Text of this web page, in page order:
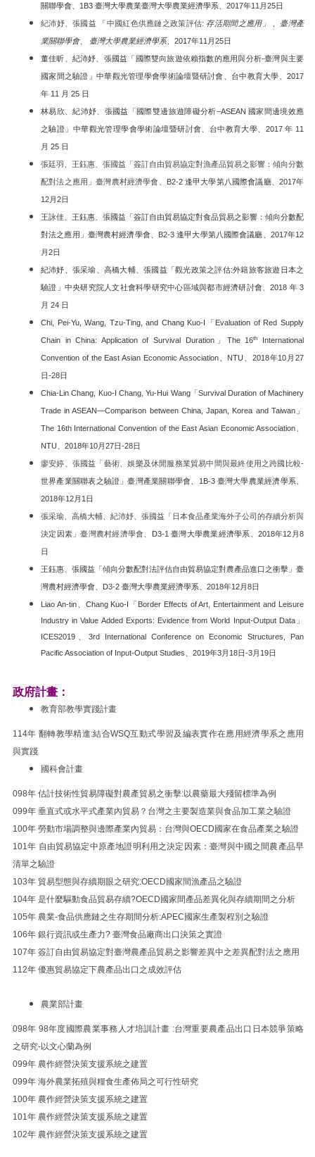
關聯學會、1B3 臺灣大學農業臺灣大學農業經濟學系、 2017年11月25日
紀沛妤、張國益 「中國紅色供應鏈之政策評估: 存活期間之應用」 、臺灣產
業關聯學會、 臺灣大學農業經濟學系、 2017年11月25日
董佳昕、紀沛妤、張國益「國際雙向旅遊依賴指數的應用與分析-臺灣與主要
國家間之驗證」中華觀光管理學會學術論壇暨研討會、台中教育大學、2017
年 11 月 25 日
林易欣、紀沛妤、張國益「國際雙邊旅遊障礙分析–ASEAN 國家間邊境效應
之驗證」中華觀光管理學會學術論壇暨研討會、台中教育大學、2017 年 11
月 25 日
張廷羽、王鈺惠、張國益「簽訂自由貿易協定對漁產品貿易之影響：傾向分數
配對法之應用」臺灣農村經濟學會、 B2-2 逢甲大學第八國際會議廳、2017年
12月2日
王詠佳、王鈺惠、張國益「簽訂自由貿易協定對食品貿易之影響：傾向分數配
對法之應用」臺灣農村經濟學會、B2-3 逢甲大學第八國際會議廳、2017年12
月2日
紀沛妤、張采瑜、高橋大輔、張國益「觀光政策之評估:外籍旅客旅遊日本之
驗證」中央研究院人文社會科學研究中心區域與都市經濟研討會、2018 年 3
月 24 日
Chi, Pei-Yu, Wang, Tzu-Ting, and Chang Kuo-I「Evaluation of Red Supply
Chain in China: Application of Survival Duration」The 16th International
Convention of the East Asian Economic Association、NTU、2018年10月27
日-28日
Chia-Lin Chang, Kuo-I Chang, Yu-Hui Wang「Survival Duration of Machinery
Trade in ASEAN—Comparison between China, Japan, Korea and Taiwan」
The 16th International Convention of the East Asian Economic Association、
NTU、2018年10月27日-28日
廖安婷、張國益「藝術、娛樂及休閒服務業貿易中間與最終使用之跨國比較-
世界產業關聯表之驗證」臺灣產業關聯學會、1B-3 臺灣大學農業經濟學系、
2018年12月1日
張采瑜、高橋大輔、紀沛妤、張國益「日本食品產業海外子公司的存續分析與
決定因素」臺灣農村經濟學會、 D3-1 臺灣大學農業經濟學系、2018年12月8
日
王鈺惠、張國益「傾向分數配對法評估自由貿易協定對農產品進口之衝擊」臺
灣農村經濟學會、D3-2 臺灣大學農業經濟學系、2018年12月8日
Liao An-tin、Chang Kuo-I「Border Effects of Art, Entertainment and Leisure
Industry in Value Added Exports: Evidence from World Input-Output Data」
ICES2019、3rd International Conference on Economic Structures, Pan
Pacific Association of Input-Output Studies、2019年3月18日-3月19日
政府計畫：
教育部教學實踐計畫
114年 翻轉教學精進:結合WSQ互動式學習及編表實作在應用經濟學系之應用
與實踐
國科會計畫
098年 估計技術性貿易障礙對農產貿易之衝擊:以農藥最大殘留標準為例
099年 垂直式或水平式產業內貿易？台灣之主要製造業與食品加工業之驗證
100年 勞動市場調整與邊際產業內貿易：台灣與OECD國家在食品產業之驗證
101年 自由貿易協定中原產地證明利用之決定因素：臺灣與中國之間農產品早
清單之驗證
103年 貿易型態與存續期眼之研究:OECD國家間漁產品之驗證
104年 是什麼驅動食品貿易存續?OECD國家間產品差異化與存續期間之分析
105年 農業-食品供應鏈之生存期間分析:APEC國家生產製程別之驗證​
106年 銀行資訊或生產力? 臺灣食品廠商出口決策之實證
107年 簽訂自由貿易協定對臺灣農產品貿易之影響差異中之差異配對法之應用
112年 優惠貿易協定下農產品出口之成效評估
農業部計畫
098年 98年度國際農業事務人才培訓計畫 :台灣重要農產品出口日本競爭策略
之研究-以文心蘭為例
099年 農作經營決策支援系統之建置
099年 海外農業拓殖與糧食生產佈局之可行性研究
100年 農作經營決策支援系統之建置
101年 農作經營決策支援系統之建置
102年 農作經營決策支援系統之建置